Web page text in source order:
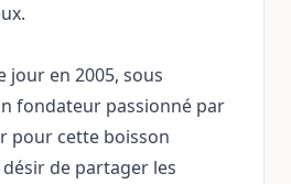
jour en 2005, sous
fondateur passionné par
pour cette boisson
de partager les